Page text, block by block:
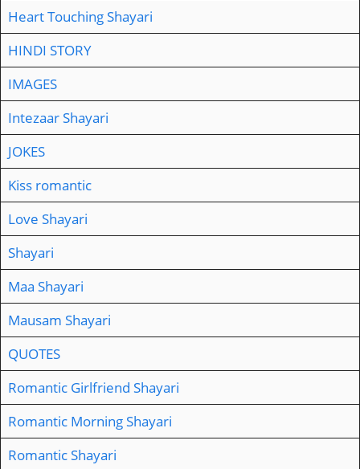
Heart Touching Shayari
HINDI STORY
IMAGES
Intezaar Shayari
JOKES
Kiss romantic
Love Shayari
Shayari
Maa Shayari
Mausam Shayari
QUOTES
Romantic Girlfriend Shayari
Romantic Morning Shayari
Romantic Shayari